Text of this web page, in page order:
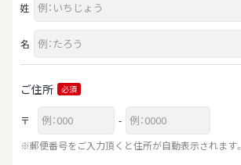
姓
名
ご住所 必須
〒
-
※郵便番号をご入力頂くと住所が自動表示されます。